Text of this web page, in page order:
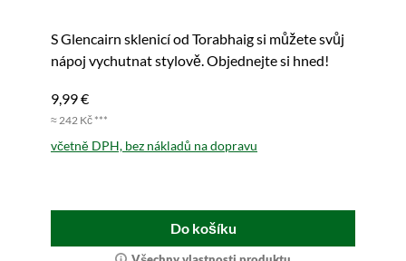
S Glencairn sklenicí od Torabhaig si můžete svůj
nápoj vychutnat stylově. Objednejte si hned!
9,99 €
≈ 242 Kč ***
včetně DPH, bez nákladů na dopravu
Do košíku